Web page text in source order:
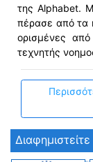
της Alphabet.
πέρασε από τα
ορισμένες από
τεχνητής